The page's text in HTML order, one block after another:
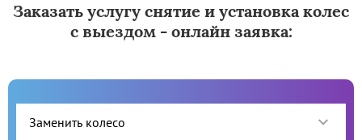
Заказать услугу снятие и установка колес
с выездом - онлайн заявка: